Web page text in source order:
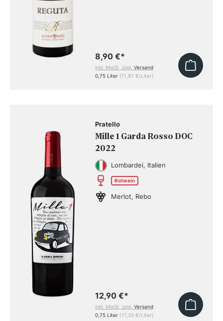
8,90 €*
inkl. MwSt, zzgl.Versand
0,75 Liter (11,87 €/Liter)
Pratello
Mille 1 Garda Rosso DOC
2022
Lombardei, Italien
Rotwein
Merlot, Rebo
12,90 €*
inkl. MwSt, zzgl.Versand
0,75 Liter (17,20 €/Liter)